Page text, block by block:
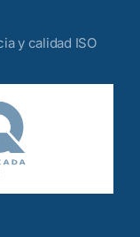
y calidad ISO